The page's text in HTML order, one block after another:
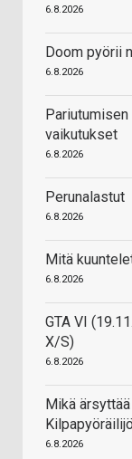
6.8.2026
Doom pyörii
6.8.2026
vaikutukset
6.8.2026
Perunalastut
6.8.2026
Mitä
6.8.2026
GTA VI
X/S)
6.8.2026
Mikä
6.8.2026